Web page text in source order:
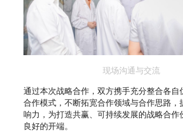
现场沟通与交流
通过本次战略合作，双方携手充分整合各自
合作模式，不断拓宽合作领域与合作思路，
响力，为打造共赢、可持续发展的战略合作
良好的开端。